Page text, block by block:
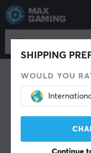
SHIPPING
WOULD YOU
Tangentbord & Tillbehör